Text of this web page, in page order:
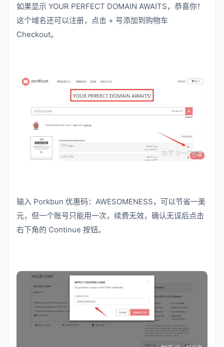
如果显示 YOUR PERFECT DOMAIN AWAITS，恭喜你！
这个域名还可以注册，点击 + 号添加到购物车
Checkout。
输入 Porkbun 优惠码：AWESOMENESS，可以节省一美
元，但一个账号只能用一次，续费无效，确认无误后点击
右下角的 Continue 按钮。